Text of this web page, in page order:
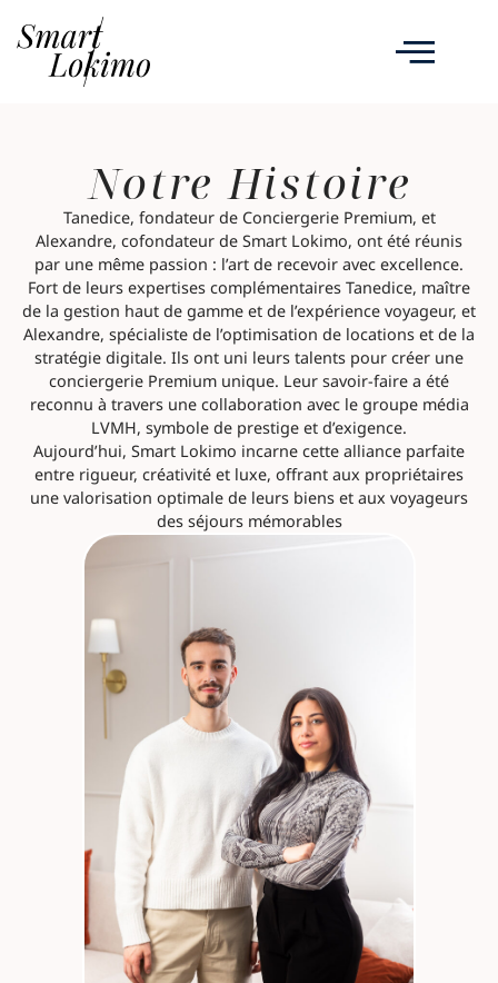
Notre Histoire
Tanedice, fondateur de Conciergerie Premium, et
Alexandre, cofondateur de Smart Lokimo, ont été réunis
par une même passion : l’art de recevoir avec excellence.
Fort de leurs expertises complémentaires Tanedice, maître
de la gestion haut de gamme et de l’expérience voyageur, et
Alexandre, spécialiste de l’optimisation de locations et de la
stratégie digitale. Ils ont uni leurs talents pour créer une
conciergerie Premium unique. Leur savoir-faire a été
reconnu à travers une collaboration avec le groupe média
LVMH, symbole de prestige et d’exigence.
Aujourd’hui, Smart Lokimo incarne cette alliance parfaite
entre rigueur, créativité et luxe, offrant aux propriétaires
une valorisation optimale de leurs biens et aux voyageurs
des séjours mémorables